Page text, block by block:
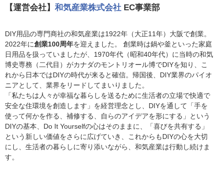
【運営会社】 和気産業株式会社 EC事業部
DIY用品の専門商社の和気産業は1922年（大正11年）大阪で創業。
2022年に創業100周年を迎えました。 創業時は鍋や釜といった家庭
日用品を扱っていましたが、1970年代（昭和40年代）に当時の和気
博史専務（二代目）がカナダのモントリオール博でDIYを知り、こ
れから日本ではDIYの時代が来ると確信。帰国後、DIY業界のパイオ
ニアとして、業界をリードしてまいりました。
「私たちは人々が幸福な暮らしを送るために生活者の立場で快適で
安全な住環境を創造します」を経営理念とし、DIYを通して「手を
使って何かを作る、補修する、自らのアイデアを形にする」という
DIYの基本、Do It Yourselfの心はそのままに、「喜びを共有する」
という新しい価値をさらに広げていき、これからもDIYの心を大切
にし、生活者の暮らしに寄り添いながら、和気産業は行動し続けま
す。